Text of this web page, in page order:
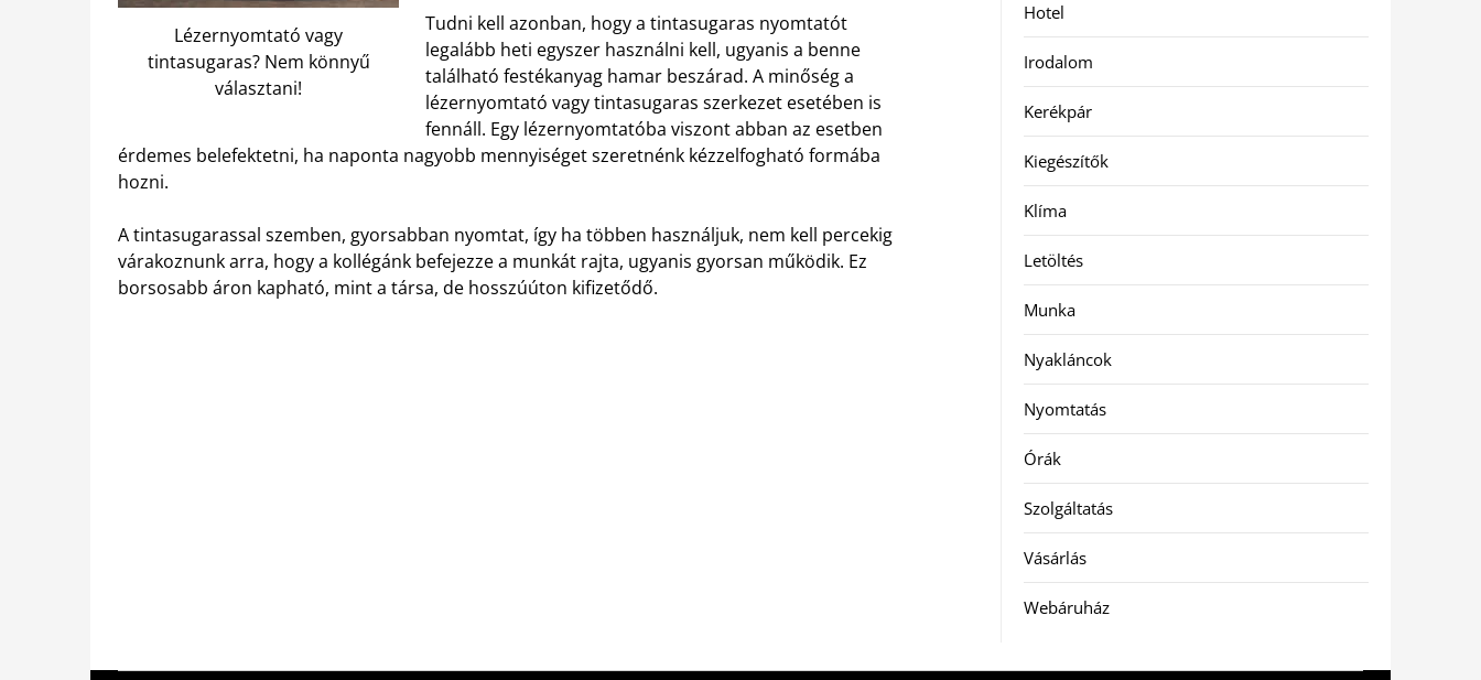
Lézernyomtató vagy
tintasugaras? Nem könnyű
választani!
Tudni kell azonban, hogy a tintasugaras nyomtatót
legalább heti egyszer használni kell, ugyanis a benne
található festékanyag hamar beszárad. A minőség a
lézernyomtató vagy tintasugaras szerkezet esetében is
fennáll. Egy lézernyomtatóba viszont abban az esetben
érdemes belefektetni, ha naponta nagyobb mennyiséget szeretnénk kézzelfogható formába
hozni.
A tintasugarassal szemben, gyorsabban nyomtat, így ha többen használjuk, nem kell percekig
várakoznunk arra, hogy a kollégánk befejezze a munkát rajta, ugyanis gyorsan működik. Ez
borsosabb áron kapható, mint a társa, de hosszúúton kifizetődő.
Hotel
Irodalom
Kerékpár
Kiegészítők
Klíma
Letöltés
Munka
Nyakláncok
Nyomtatás
Órák
Szolgáltatás
Vásárlás
Webáruház